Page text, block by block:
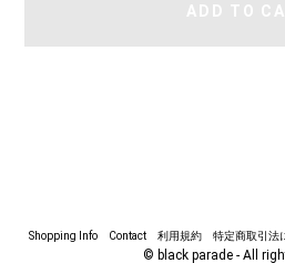
ADD TO
Shopping Info Contact 利用規約 特定商取引法
© black parade - All